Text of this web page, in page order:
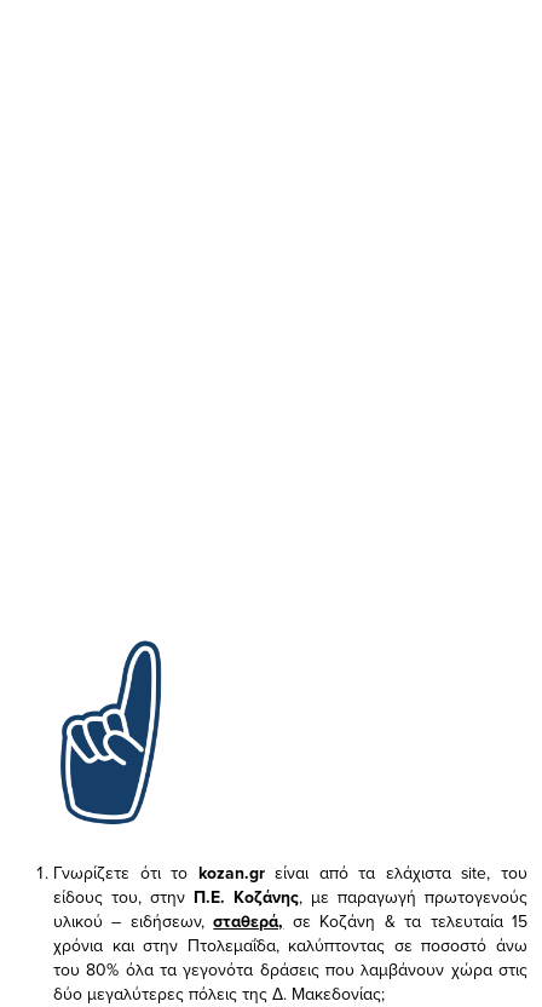
Γνωρίζετε ότι το kozan.gr είναι από τα ελάχισταsite, του
είδους του, στην Π.Ε. Κοζάνης, με παραγωγή πρωτογενούς
υλικού – ειδήσεων,σταθερά, σε Κοζάνη & τα τελευταία 15
χρόνια και στην Πτολεμαΐδα, καλύπτοντας σε ποσοστό άνω
του 80% όλα τα γεγονότα δράσεις που λαμβάνουν χώρα στις
δύο μεγαλύτερες πόλεις της Δ. Μακεδονίας;